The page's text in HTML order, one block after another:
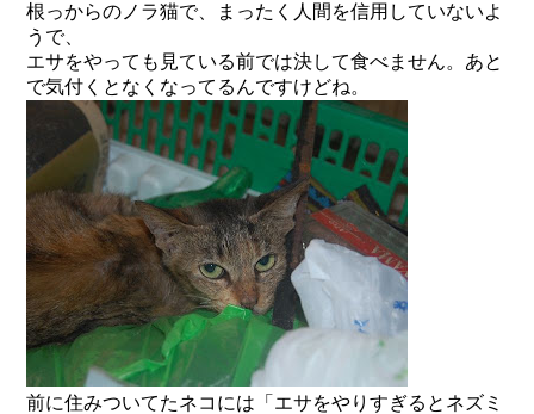
根っからのノラ猫で、まったく人間を信用していないよ
うで、
エサをやっても見ている前では決して食べません。あと
で気付くとなくなってるんですけどね。
前に住みついてたネコには「エサをやりすぎるとネズミ